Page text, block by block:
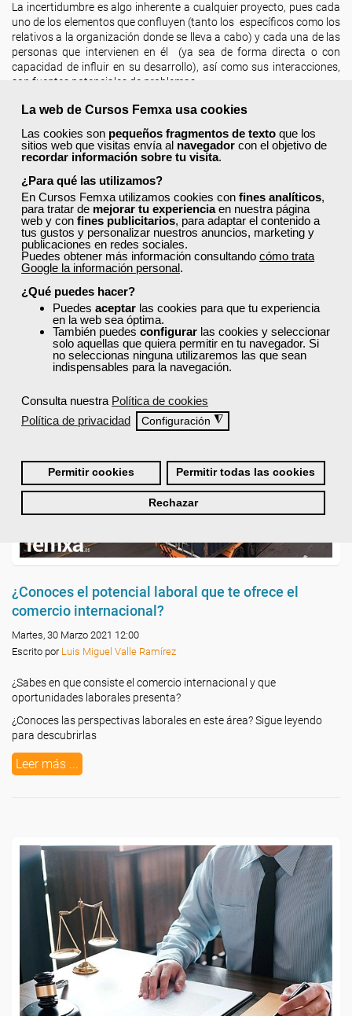
La web de Cursos Femxa usa cookies
Las cookies son pequeños fragmentos de texto que los
sitios web que visitas envía al navegador con el objetivo de
recordar información sobre tu visita.
¿Para qué las utilizamos?
En Cursos Femxa utilizamos cookies con fines analíticos,
para tratar de mejorar tu experienciaen nuestra página
web y con fines publicitarios, para adaptar el contenido a
tus gustos y personalizar nuestros anuncios, marketing y
publicaciones en redes sociales.
Puedes obtener más información consultando cómo trata
Google la información personal.
¿Qué puedes hacer?
Puedes aceptar las cookies para que tu experiencia
en la web sea óptima.
También puedes configurar las cookies y seleccionar
solo aquellas que quiera permitir en tu navegador. Si
no seleccionas ninguna utilizaremos las que sean
indispensables para la navegación.
Consulta nuestra Política de cookies
Política de privacidad
Configuración ◮
Permitir cookies Permitir todas las cookies
Rechazar
La incertidumbre es algo inherente a cualquier proyecto, pues cada
uno de los elementos que confluyen (tanto los específicos como los
relativos a la organización donde se lleva a cabo) y cada una de las
personas que intervienen en él (ya sea de forma directa o con
capacidad de influir en su desarrollo), así como sus interacciones,
son fuentes potenciales de problemas.
Se precisa, por tanto, disponer de herramientas y técnicas
el diagrama de causa y efecto, y la técnica de los 5 porqués.
Leer más ...
¿Conoces el potencial laboral que te ofrece el
comercio internacional?
Martes, 30 Marzo 2021 12:00
Escrito por Luis Miguel Valle Ramírez
¿Sabes en que consiste el comercio internacional y que
oportunidades laborales presenta?
¿Conoces las perspectivas laborales en este área? Sigue leyendo
para descubrirlas
Leer más ...